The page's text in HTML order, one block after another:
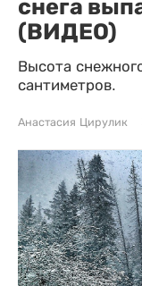
снега
(ВИДЕО)
Высота
сантиметров.
Анастасия Цирулик